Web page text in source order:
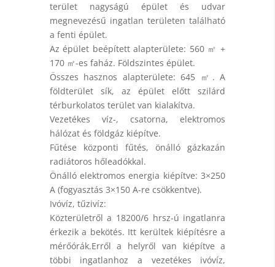
terület nagyságú épület és udvar
megnevezésű ingatlan területen található
a fenti épület.
Az épület beépített alapterülete: 560 ㎡ +
170 ㎡-es faház. Földszintes épület.
Összes hasznos alapterülete: 645 ㎡. A
földterület sík, az épület előtt szilárd
térburkolatos terület van kialakítva.
Vezetékes víz-, csatorna, elektromos
hálózat és földgáz kiépítve.
Fűtése központi fűtés, önálló gázkazán
radiátoros hőleadókkal.
Önálló elektromos energia kiépítve: 3×250
A (fogyasztás 3×150 A-re csökkentve).
Ivóvíz, tűzivíz:
Közterületről a 18200/6 hrsz-ú ingatlanra
érkezik a bekötés. Itt kerültek kiépítésre a
mérőórák.Erről a helyről van kiépítve a
többi ingatlanhoz a vezetékes ivóvíz,